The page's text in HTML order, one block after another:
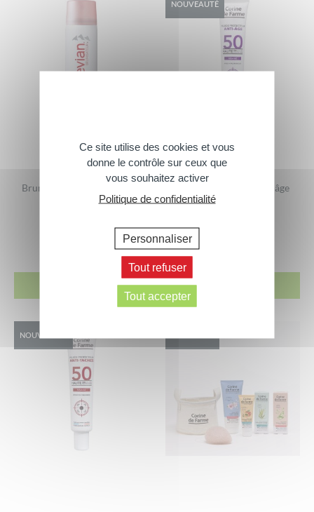
Brumisateur® evian® 50ml
NOUVEAUTÉ
Fluide protecteur anti-âge
NOUVEAUTÉ
Ce site utilise des cookies et vous
donne le contrôle sur ceux que
vous souhaitez activer
Politique de confidentialité
Personnaliser
Tout refuser
Tout accepter